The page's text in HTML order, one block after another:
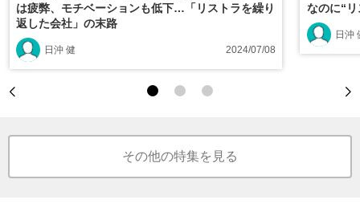
は疲弊、モチベーションも低下…「リストラを繰り
返した会社」の末路
日沖 健 2024/07/08
なのに“
日沖
その他の特集を見る